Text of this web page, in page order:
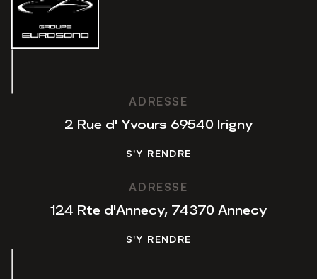
ADRESSE
2 Rue d' Yvours 69540 Irigny
S'Y RENDRE
ADRESSE
124 Rte d'Annecy, 74370 Annecy
S'Y RENDRE